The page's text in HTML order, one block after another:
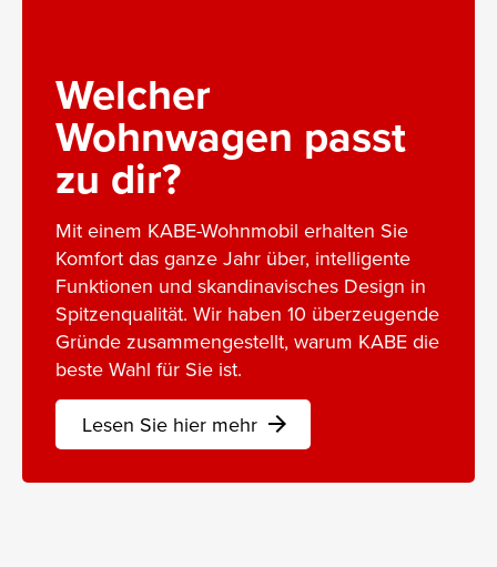
Welcher
Wohnwagen passt
zu dir?
Mit einem KABE-Wohnmobil erhalten Sie
Komfort das ganze Jahr über, intelligente
Funktionen und skandinavisches Design in
Spitzenqualität. Wir haben 10 überzeugende
Gründe zusammengestellt, warum KABE die
beste Wahl für Sie ist.
Lesen Sie hier mehr arrow_forward